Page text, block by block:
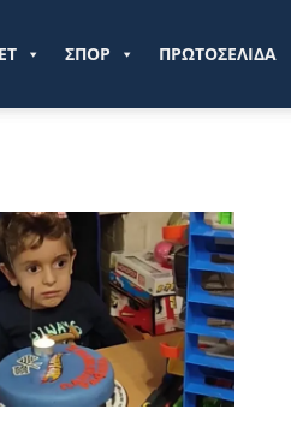
ΣΠΟΡ ΠΡΩΤΟΣΕΛΙΔΑ